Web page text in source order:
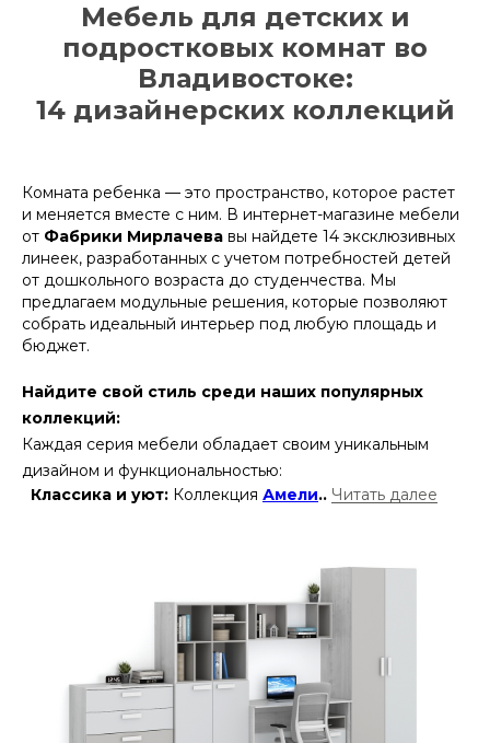
Мебель для детских и
подростковых комнат во
Владивостоке:
14дизайнерских коллекций
Комната ребенка — это пространство, которое растет
и меняется вместе с ним. В интернет-магазине мебели
от Фабрики Мирлачева вы найдете 14 эксклюзивных
линеек, разработанных с учетом потребностей детей
от дошкольного возраста до студенчества. Мы
предлагаем модульные решения, которые позволяют
собрать идеальный интерьер под любую площадь и
бюджет.
Найдите свой стиль среди наших популярных
коллекций:
Каждая серия мебели обладает своим уникальным
дизайном и функциональностью:
Классика и уют: Коллекция Амели.. Читать далее